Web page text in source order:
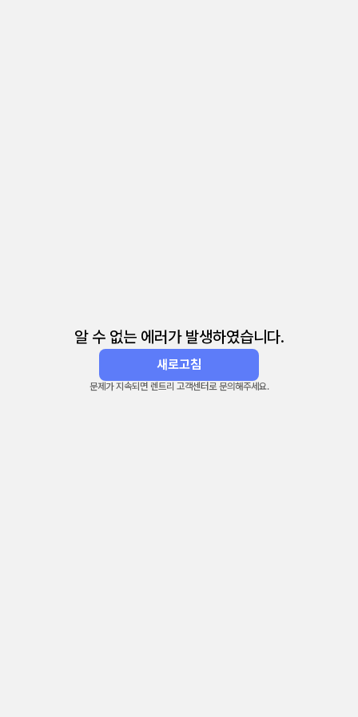
알 수 없는 에러가 발생하였습니다.
새로고침
문제가 지속되면 렌트리 고객센터로 문의해주세요.